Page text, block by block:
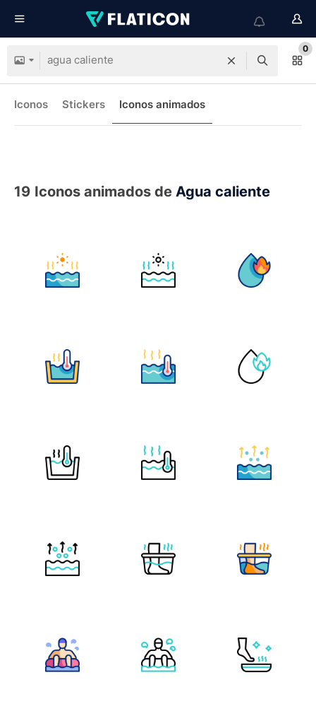
0
Iconos Stickers Iconos animados
19 Iconos animados de Agua caliente